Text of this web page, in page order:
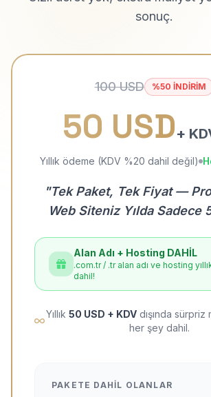
sonuç.
100 USD %50 İNDİRİM
50 USD+
Yıllık ödeme (KDV %20 dahil değil)
"Tek Paket, Tek Fiyat —
Web Siteniz Yılda Sadece
Alan Adı + Hosting DAHİL
.com.tr / .tr alan adı ve hosting
dahil!
Yıllık 50 USD + KDV dışında
her şey dahil.
PAKETE DAHIL OLANLAR